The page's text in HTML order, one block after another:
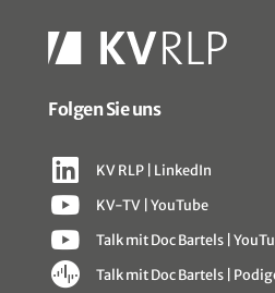
Folgen Sie uns
KV RLP | LinkedIn
KV-TV | YouTube
Talk mit Doc Bartels |
Talk mit Doc Bartels |